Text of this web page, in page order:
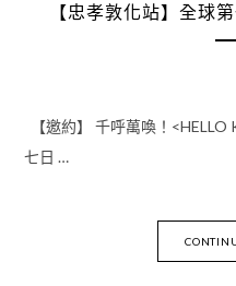
【忠孝敦化站】全球
【邀約】 千呼萬喚！
七日 …